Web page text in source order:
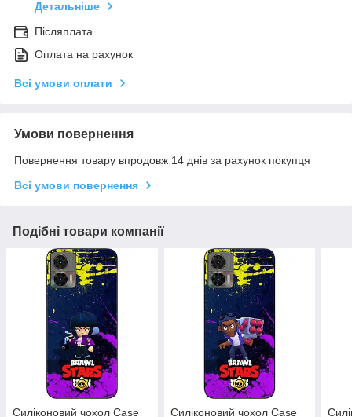
Детальніше
Післяплата
Оплата на рахунок
Всі умови оплати
Умови повернення
Повернення товару впродовж 14 днів за рахунок покупця
Всі умови повернення
Подібні товари компанії
Силіконовий чохол Case
Силіконовий чохол Case